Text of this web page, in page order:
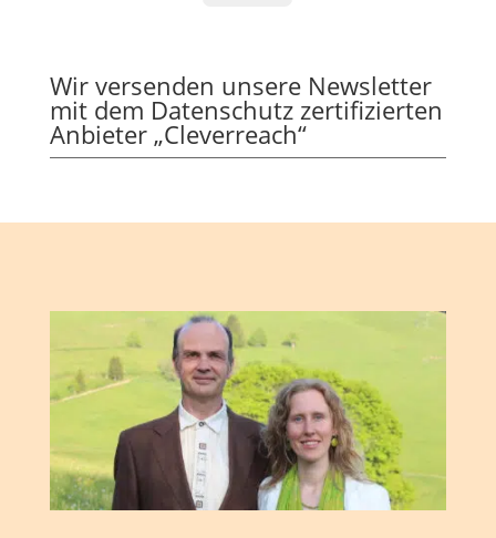
Wir versenden unsere Newsletter
mit dem Datenschutz zertifizierten
Anbieter „Cleverreach“